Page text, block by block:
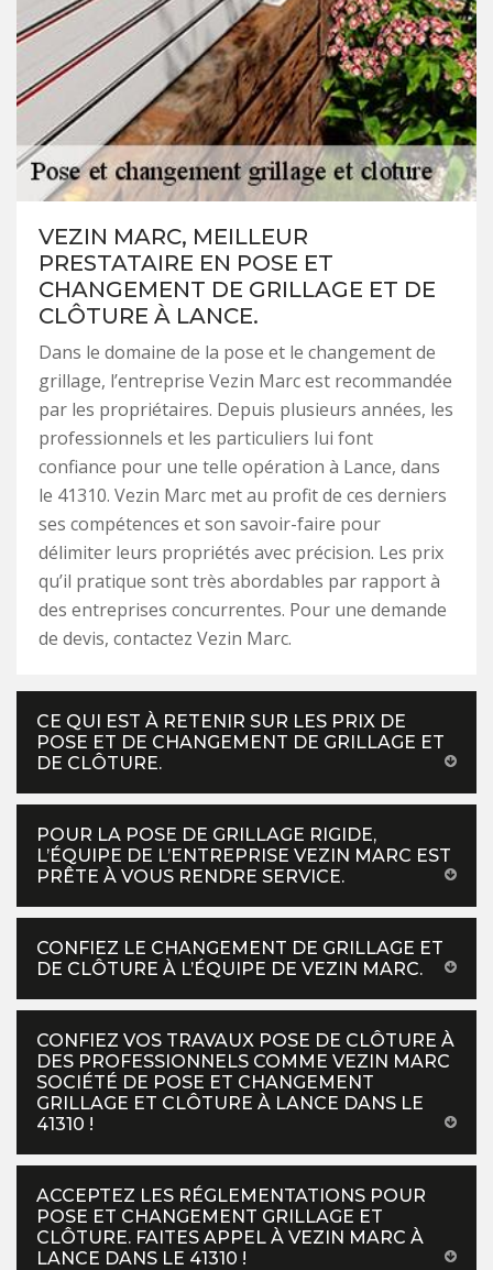
VEZIN MARC, MEILLEUR
PRESTATAIRE EN POSE ET
CHANGEMENT DE GRILLAGE ET DE
CLÔTURE À LANCE.
Dans le domaine de la pose et le changement de
grillage, l’entreprise Vezin Marc est recommandée
par les propriétaires. Depuis plusieurs années, les
professionnels et les particuliers lui font
confiance pour une telle opération à Lance, dans
le 41310. Vezin Marc met au profit de ces derniers
ses compétences et son savoir-faire pour
délimiter leurs propriétés avec précision. Les prix
qu’il pratique sont très abordables par rapport à
des entreprises concurrentes. Pour une demande
de devis, contactez Vezin Marc.
CE QUI EST À RETENIR SUR LES PRIX DE
POSE ET DE CHANGEMENT DE GRILLAGE ET
DE CLÔTURE.
POUR LA POSE DE GRILLAGE RIGIDE,
L’ÉQUIPE DE L’ENTREPRISE VEZIN MARC EST
PRÊTE À VOUS RENDRE SERVICE.
CONFIEZ LE CHANGEMENT DE GRILLAGE ET
DE CLÔTURE À L’ÉQUIPE DE VEZIN MARC.
CONFIEZ VOS TRAVAUX POSE DE CLÔTURE À
DES PROFESSIONNELS COMME VEZIN MARC
SOCIÉTÉ DE POSE ET CHANGEMENT
GRILLAGE ET CLÔTURE À LANCE DANS LE
41310 !
ACCEPTEZ LES RÉGLEMENTATIONS POUR
POSE ET CHANGEMENT GRILLAGE ET
CLÔTURE. FAITES APPEL À VEZIN MARC À
LANCE DANS LE 41310 !